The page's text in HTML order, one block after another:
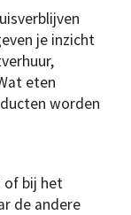
je inzicht
eten
worden
of bij het
de andere